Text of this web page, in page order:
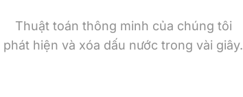
Thuật toán thông minh của chúng tôi
phát hiện và xóa dấu nước trong vài giây.